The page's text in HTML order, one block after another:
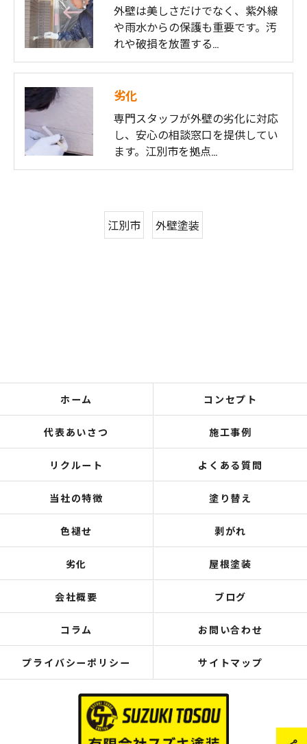
外壁は美しさだけでなく、紫外線
や雨水からの保護も重要です。汚
れや破損を放置する…
劣化
専門スタッフが外壁の劣化に対応
し、安心の相談窓口を提供してい
ます。江別市を拠点…
江別市 外壁塗装
ホーム コンセプト
代表あいさつ 施工事例
リクルート よくある質問
当社の特徴 塗り替え
色褪せ 剥がれ
劣化 屋根塗装
会社概要 ブログ
コラム お問い合わせ
プライバシーポリシー サイトマップ